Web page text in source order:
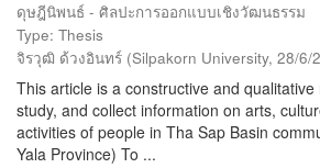
ดุษฎีนิพนธ์ - ศิลปะการออกแบบเชิงวัฒนธรรม
Type: Thesis
จิรวุฒิ ด้วงอินทร์ (Silpakorn University, 28/6/
This article is a constructive and
study, and collect information on arts,
activities of people in Tha Sap Basin
Yala Province) To ...